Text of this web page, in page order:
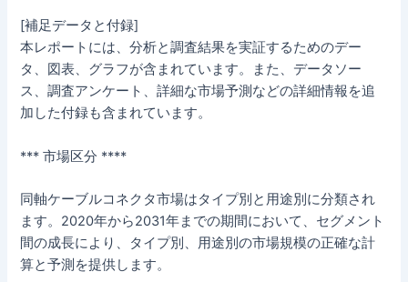
[補足データと付録]
本レポートには、分析と調査結果を実証するためのデー
タ、図表、グラフが含まれています。また、データソー
ス、調査アンケート、詳細な市場予測などの詳細情報を追
加した付録も含まれています。
*** 市場区分 ****
同軸ケーブルコネクタ市場はタイプ別と用途別に分類され
ます。2020年から2031年までの期間において、セグメント
間の成長により、タイプ別、用途別の市場規模の正確な計
算と予測を提供します。